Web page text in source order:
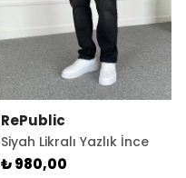
RePublic
Siyah Likralı Yazlık İnce
Taşlanmış Jean - Kot
Pantolon Fit Kesim
₺ 980,00